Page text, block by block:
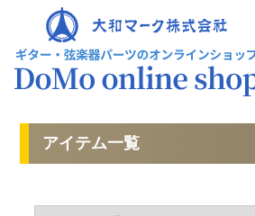
アイテム一覧